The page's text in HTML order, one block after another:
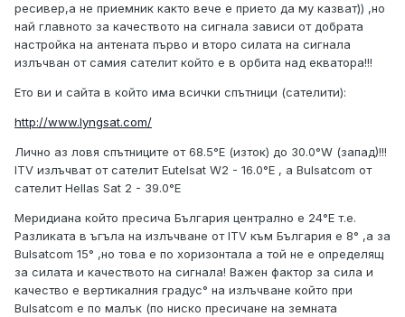
ресивер,а не приемник както вече е прието да му казват)) ,но
най главното за качеството на сигнала зависи от добрата
настройка на антената първо и второ силата на сигнала
излъчван от самия сателит който е в орбита над екватора!!!
Ето ви и сайта в който има всички спътници (сателити):
http://www.lyngsat.com/
Лично аз ловя спътниците от 68.5°E (изток) до 30.0°W (запад)!!!
ITV излъчват от сателит Eutelsat W2 - 16.0°E , а Bulsatcom от
сателит Hellas Sat 2 - 39.0°E
Меридиана който пресича България централно е 24°Е т.е.
Разликата в ъгъла на излъчване от ITV към България е 8° ,а за
Bulsatcom 15° ,но това е по хоризонтала а той не е определящ
за силата и качеството на сигнала! Важен фактор за сила и
качество е вертикалния градус° на излъчване който при
Bulsatcom е по малък (по ниско пресичане на земната